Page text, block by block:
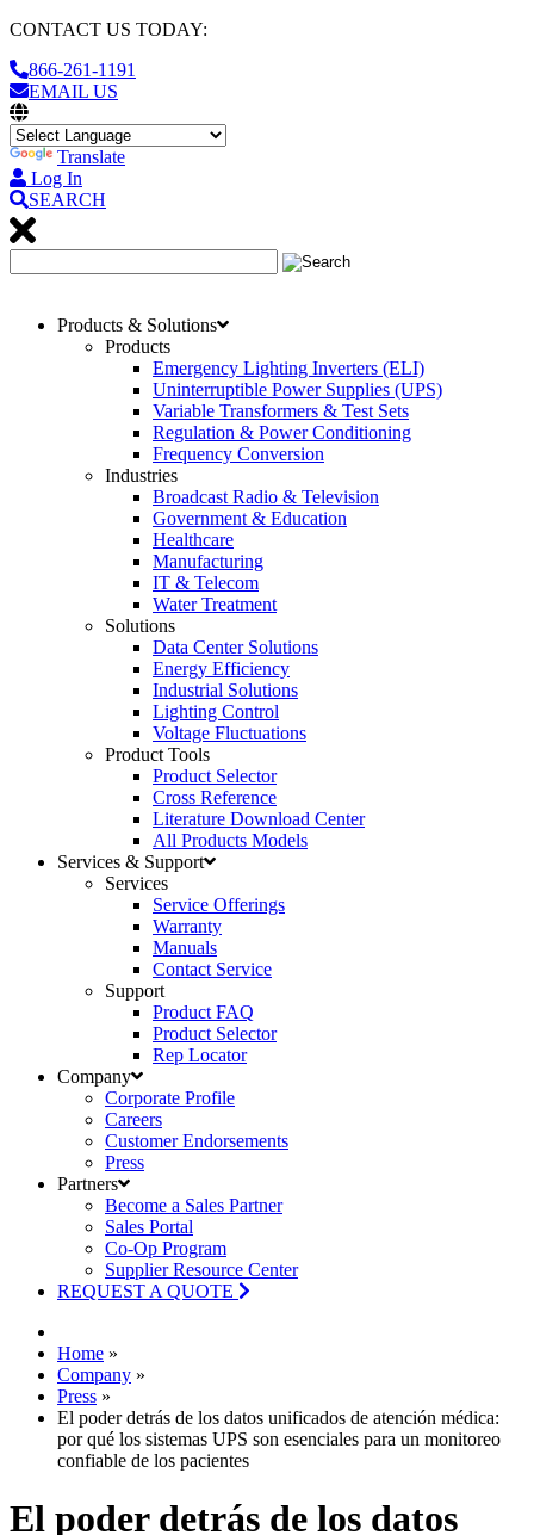
CONTACT US TODAY:
866-261-1191
EMAIL US
Translate
Log In
SEARCH
Products & Solutions
Products
Emergency Lighting Inverters (ELI)
Uninterruptible Power Supplies (UPS)
Variable Transformers & Test Sets
Regulation & Power Conditioning
Frequency Conversion
Industries
Broadcast Radio & Television
Government & Education
Healthcare
Manufacturing
IT & Telecom
Water Treatment
Solutions
Data Center Solutions
Energy Efficiency
Industrial Solutions
Lighting Control
Voltage Fluctuations
Product Tools
Product Selector
Cross Reference
Literature Download Center
All Products Models
Services & Support
Services
Service Offerings
Warranty
Manuals
Contact Service
Support
Product FAQ
Product Selector
Rep Locator
Company
Corporate Profile
Careers
Customer Endorsements
Press
Partners
Become a Sales Partner
Sales Portal
Co-Op Program
Supplier Resource Center
REQUEST A QUOTE
Home »
Company »
Press »
El poder detrás de los datos unificados de atención médica:
por qué los sistemas UPS son esenciales para un monitoreo
confiable de los pacientes
El poder detrás de los datos